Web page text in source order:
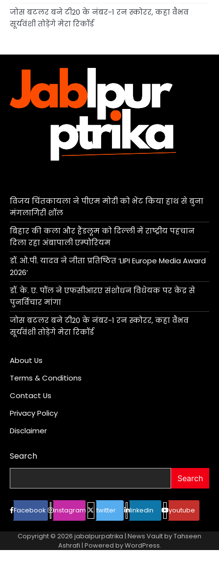
जोस बटलर बने टी20 के नंबर-1 रन स्कोरर, कहा वैभव
सूर्यवंशी तोड़ेंगे मेरा रिकॉर्ड
विजय चिंतकायला ने पीएम मोदी को भेंट किया हाथ से बुना
मंगलागिरी शॉल
बिहार की कला और हैंडलूम को दिल्ली में राष्ट्रीय पहचान
दिला रहा अंबापाली एम्पोरियम
डॉ. ओ.पी. यादव ने जीता प्रतिष्ठित ‘LIPI Europe Media Award
2026’
डॉ. के. ए. पॉल ने एफसीआरए संशोधन विधेयक पर केंद्र से
पुनर्विचार मांगा
जोस बटलर बने टी20 के नंबर-1 रन स्कोरर, कहा वैभव
सूर्यवंशी तोड़ेंगे मेरा रिकॉर्ड
About Us
Terms & Conditions
Contact Us
Privacy Policy
Disclaimer
Search
Search
Facebook instagram twitter linkedin youtube
Copyright © 2026 jabalpurpatrika | News Vault byTahseen
Ashrafi | Powered byWordPress.